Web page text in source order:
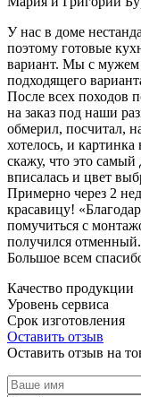
У нас в доме
поэтому готовые
вариант. Мы с
подходящего
После всех походов
на заказ под наши
обмерил, посчитал,
хотелось, и
скажу, что это
вписалась и цвет
Примерно через 2
красавицу!
помучиться с
получился отменный.
Большое всем
Качество продукции
Уровень сервиса
Срок изготовления
Оставить отзыв
Оставить отзыв на